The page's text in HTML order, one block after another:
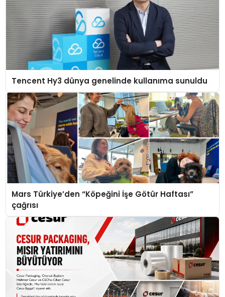
Tencent Hy3 dünya genelinde kullanıma sunuldu
Mars Türkiye’den “Köpeğini İşe Götür Haftası”
çağrısı